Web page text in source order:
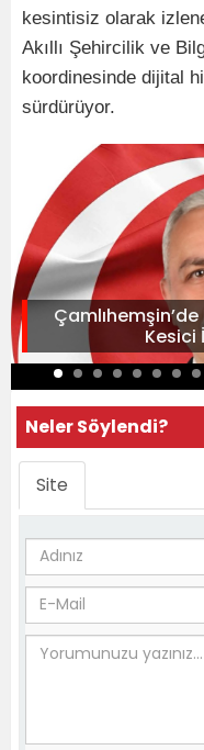
kesintisiz olarak
Akıllı Şehircilik ve
koordinesinde dijital
sürdürüyor.
Kesici
Neler Söylendi?
Site